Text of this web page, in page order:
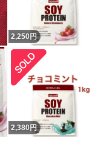
2,250 円
2,380 円